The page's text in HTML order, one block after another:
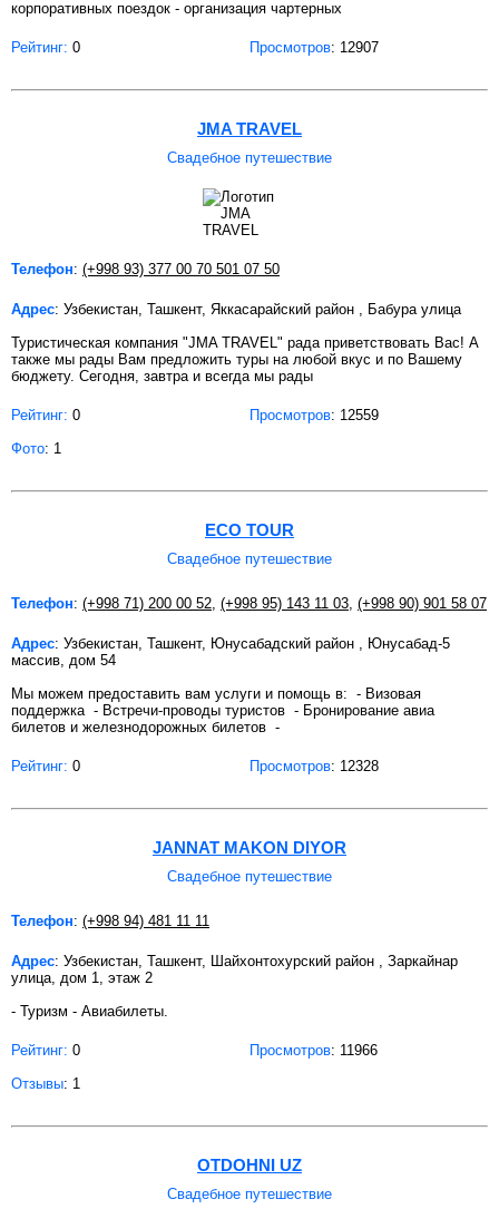
корпоративных поездок - организация чартерных
Рейтинг: 0 Просмотров: 12907
JMA TRAVEL
Свадебное путешествие
Телефон: (+998 93) 377 00 70 501 07 50
Адрес: Узбекистан, Ташкент, Яккасарайский район , Бабура улица
Туристическая компания "JMA TRAVEL" рада приветствовать Вас! А
также мы рады Вам предложить туры на любой вкус и по Вашему
бюджету. Сегодня, завтра и всегда мы рады
Рейтинг: 0 Просмотров: 12559
Фото: 1
ECO TOUR
Свадебное путешествие
Телефон: (+998 71) 200 00 52 (+998 95) 143 11 03 (+998 90) 901 58 07
Адрес: Узбекистан, Ташкент, Юнусабадский район , Юнусабад-5
массив, дом 54
Мы можем предоставить вам услуги и помощь в: - Визовая
поддержка - Встречи-проводы туристов - Бронирование авиа
билетов и железнодорожных билетов -
Рейтинг: 0 Просмотров: 12328
JANNAT MAKON DIYOR
Свадебное путешествие
Телефон: (+998 94) 481 11 11
Адрес: Узбекистан, Ташкент, Шайхонтохурский район , Заркайнар
улица, дом 1, этаж 2
- Туризм - Авиабилеты.
Рейтинг: 0 Просмотров: 11966
Отзывы: 1
OTDOHNI UZ
Свадебное путешествие